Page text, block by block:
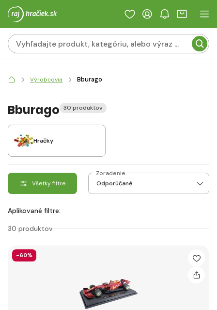
Výrobcovia Bburago
Bburago 30 produktov
Hračky
Všetky filtre
Zoradenie
Aplikované filtre:
30 produktov
-60%